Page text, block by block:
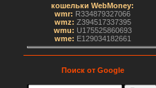
кошельки WebMoney:
wmr: R334879327066
wmz: Z394517337395
wmu: U175525860693
wme: E129034182661
Поиск от Google